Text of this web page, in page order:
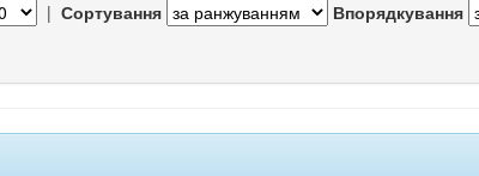
| Сортування Впорядкування